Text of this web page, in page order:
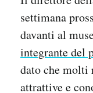
settimana
davanti al
integrante del
dato che molti
attrattive e